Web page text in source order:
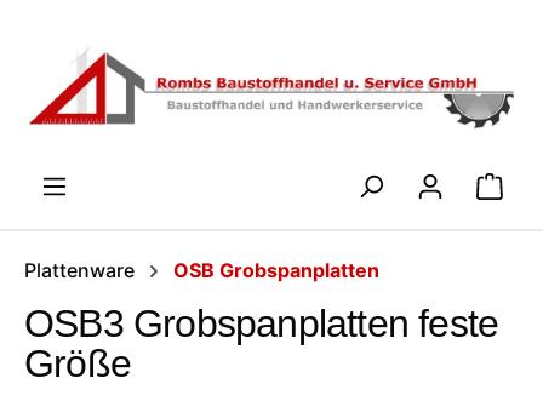
Plattenware OSB Grobspanplatten
OSB3 Grobspanplatten feste
Größe